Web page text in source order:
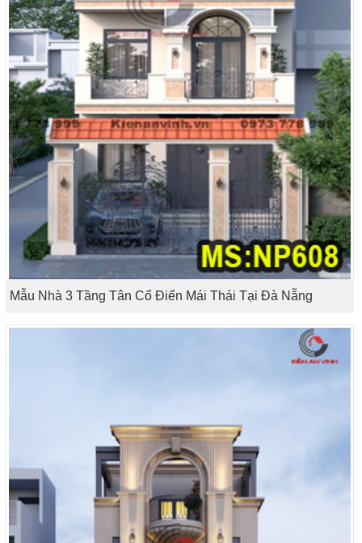
Mẫu Nhà 3 Tầng Tân Cổ Điển Mái Thái Tại Đà Nẵng